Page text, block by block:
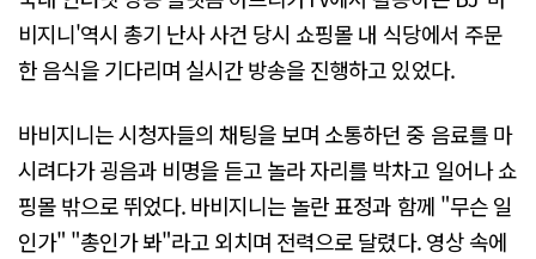
비지니'역시 총기 난사 사건 당시 쇼핑몰 내 식당에서 주문
한 음식을 기다리며 실시간 방송을 진행하고 있었다.
바비지니는 시청자들의 채팅을 보며 소통하던 중 음료를 마
시려다가 굉음과 비명을 듣고 놀라 자리를 박차고 일어나 쇼
핑몰 밖으로 뛰었다. 바비지니는 놀란 표정과 함께 "무슨 일
인가" "총인가 봐"라고 외치며 전력으로 달렸다. 영상 속에